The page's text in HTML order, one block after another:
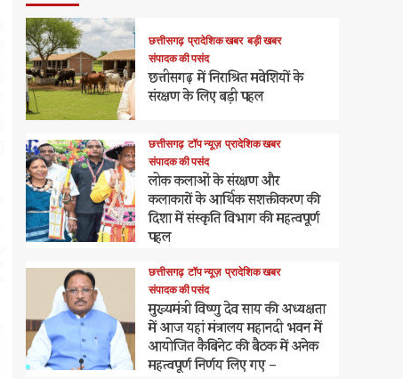
छत्तीसगढ़ प्रादेशिक खबर बड़ी खबर
संपादक की पसंद
छत्तीसगढ़ में निराश्रित मवेशियों के
संरक्षण के लिए बड़ी पहल
छत्तीसगढ़ टॉप न्यूज़ प्रादेशिक खबर
संपादक की पसंद
लोक कलाओं के संरक्षण और
कलाकारों के आर्थिक सशक्तीकरण की
दिशा में संस्कृति विभाग की महत्वपूर्ण
पहल
छत्तीसगढ़ टॉप न्यूज़ प्रादेशिक खबर
संपादक की पसंद
मुख्यमंत्री विष्णु देव साय की अध्यक्षता
में आज यहां मंत्रालय महानदी भवन में
आयोजित कैबिनेट की बैठक में अनेक
महत्वपूर्ण निर्णय लिए गए –